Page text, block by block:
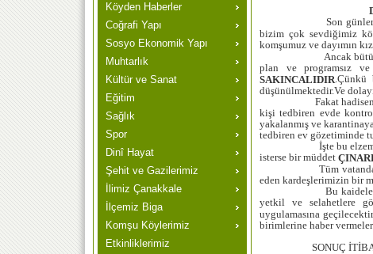
Köyden Haberler
Coğrafi Yapı
Sosyo Ekonomik Yapı
Muhtarlık
Kültür ve Sanat
Eğitim
Sağlık
Spor
Dinî Hayat
Şehit ve Gazilerimiz
İlimiz Çanakkale
İlçemiz Biga
Komşu Köylerimiz
Etkinliklerimiz
Son günlerde tüm
bizim çok sevdiğimiz
komşumuz ve dayımın
Ancak bütün uyarı ve
plan ve programsız
SAKINCALIDIR .Çünkü
düşünülmektedir.Ve
Fakat hadisenin ve
kişi tedbiren evde
yakalanmış ve
tedbiren ev gözetiminde
İşte bu elzem ve
isterse bir müddet
Tüm
eden kardeşlerimizin bir
Bu kaidelere ve
yetkil ve selahetlere
uygulamasına
birimlerine haber
SONUÇ